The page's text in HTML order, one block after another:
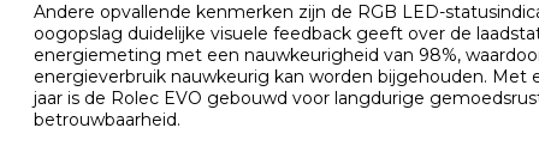
Andere opvallende kenmerken zijn de RGB LED-
oogopslag duidelijke visuele feedback geeft over de
energiemeting met een nauwkeurigheid van 98%,
energieverbruik nauwkeurig kan worden bijgehouden. Met
jaar is de Rolec EVO gebouwd voor langdurige
betrouwbaarheid.